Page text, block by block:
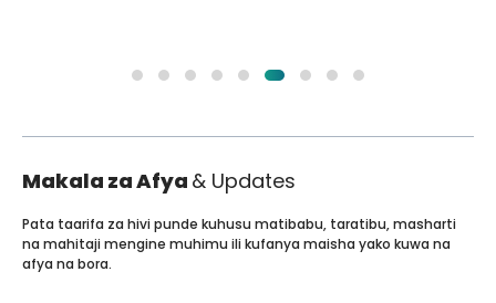
Makala za Afya & Updates
Pata taarifa za hivi punde kuhusu matibabu, taratibu, masharti
na mahitaji mengine muhimu ili kufanya maisha yako kuwa na
afya na bora.